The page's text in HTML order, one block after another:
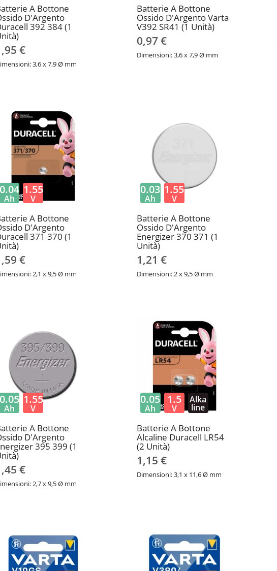
A Bottone
D'Argento
392 384 (1
€
3,6 x 7,9 Ø mm
Batterie A Bottone
Ossido D'Argento Varta
V392 SR41 (1 Unità)
0,97 €
Dimensioni: 3,6 x 7,9 Ø mm
A Bottone
D'Argento
371 370 (1
€
2,1 x 9,5 Ø mm
0.04
Ah
1.55
V
Batterie A Bottone
Ossido D'Argento
Energizer 370 371 (1
Unità)
1,21 €
Dimensioni: 2 x 9,5 Ø mm
0.03
Ah
1.55
V
A Bottone
D'Argento
395 399 (1
€
2,7 x 9,5 Ø mm
0.05
Ah
1.55
V
Batterie A Bottone
Alcaline Duracell LR54
(2 Unità)
1,15 €
Dimensioni: 3,1 x 11,6 Ø mm
0.05
Ah
1.5
V
Alka
line